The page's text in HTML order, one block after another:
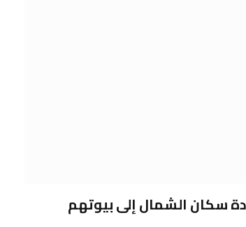
سكان الشمال إلى بيوتهم